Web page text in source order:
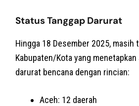
Status Tanggap Darurat
Hingga 18 Desember 2025, masih
Kabupaten/Kota yang
darurat bencana dengan rincian:
Aceh: 12 daerah